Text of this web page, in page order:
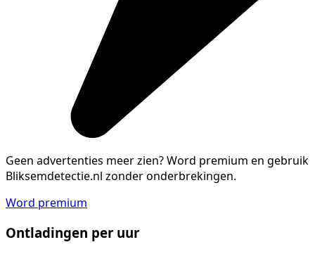
Geen advertenties meer zien?Word premium en gebruik
Bliksemdetectie.nl zonder onderbrekingen.
Word premium
Ontladingen per uur